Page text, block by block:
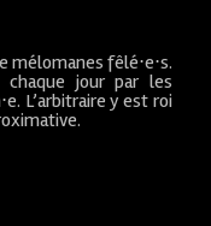
mélomanes fêlé⋅e⋅s.
chaque jour par les
L’arbitraire y est roi